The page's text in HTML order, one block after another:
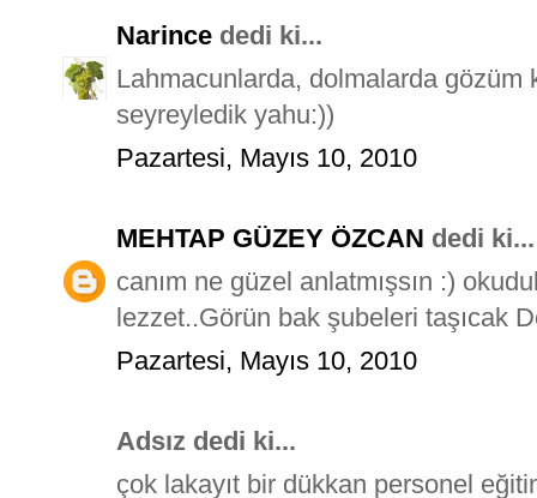
Narince dedi ki...
Lahmacunlarda, dolmalarda gözüm
seyreyledik yahu:))
Pazartesi, Mayıs 10, 2010
MEHTAP GÜZEY ÖZCAN dedi ki...
canım ne güzel anlatmışsın :)
lezzet..Görün bak şubeleri taşıcak
Pazartesi, Mayıs 10, 2010
Adsız dedi ki...
çok lakayıt bir dükkan personel